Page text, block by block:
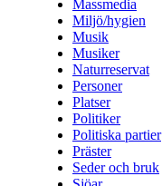
Massmedia
Miljö/hygien
Musik
Musiker
Naturreservat
Personer
Platser
Politiker
Politiska partier
Präster
Seder och bruk